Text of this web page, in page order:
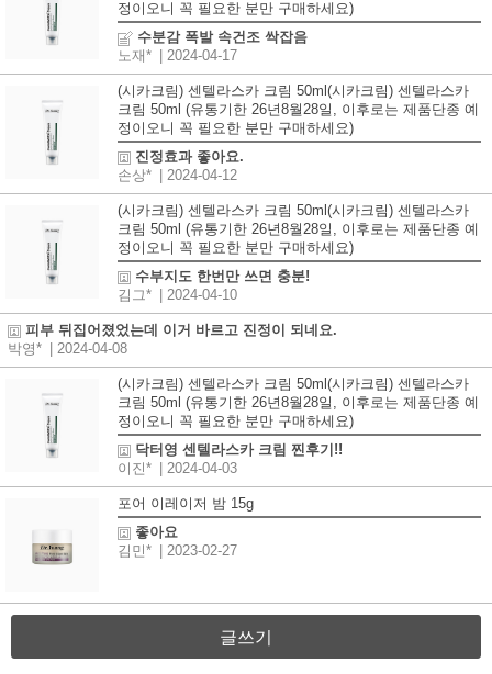
정이오니 꼭 필요한 분만 구매하세요)
수분감 폭발 속건조 싹잡음
노재*
| 2024-04-17
(시카크림) 센텔라스카 크림 50ml(시카크림) 센텔라스카
크림 50ml (유통기한 26년8월28일, 이후로는 제품단종 예
정이오니 꼭 필요한 분만 구매하세요)
진정효과 좋아요.
손상*
| 2024-04-12
(시카크림) 센텔라스카 크림 50ml(시카크림) 센텔라스카
크림 50ml (유통기한 26년8월28일, 이후로는 제품단종 예
정이오니 꼭 필요한 분만 구매하세요)
수부지도 한번만 쓰면 충분!
김그*
| 2024-04-10
피부 뒤집어졌었는데 이거 바르고 진정이 되네요.
박영*
| 2024-04-08
(시카크림) 센텔라스카 크림 50ml(시카크림) 센텔라스카
크림 50ml (유통기한 26년8월28일, 이후로는 제품단종 예
정이오니 꼭 필요한 분만 구매하세요)
닥터영 센텔라스카 크림 찐후기!!
이진*
| 2024-04-03
포어 이레이저 밤 15g
좋아요
김민*
| 2023-02-27
글쓰기